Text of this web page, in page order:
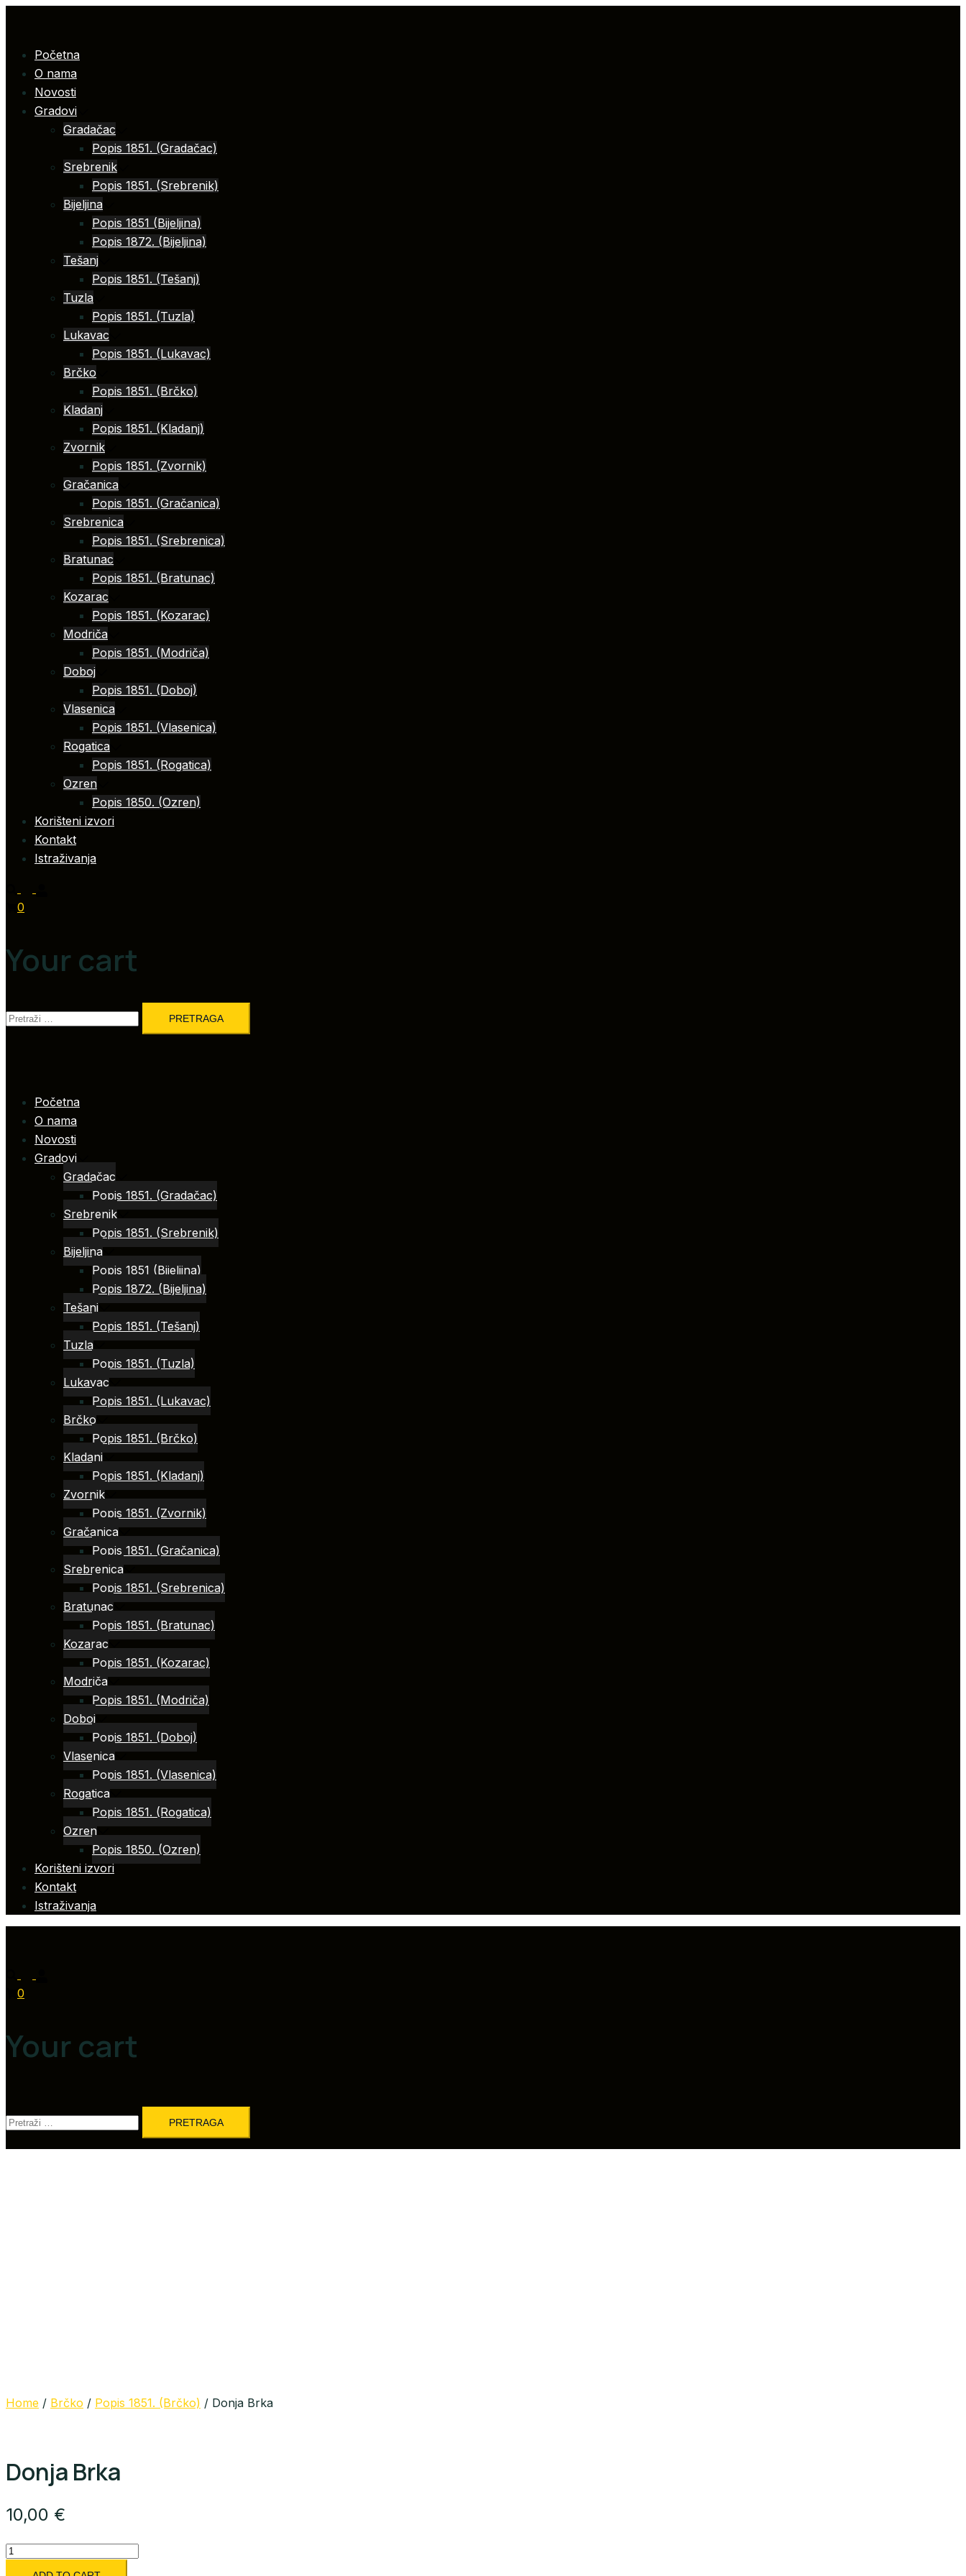
contentPočetna
O nama
Novosti
Gradovi
Gradačac
Popis 1851. (Gradačac)
Srebrenik
Popis 1851. (Srebrenik)
Bijeljina
Popis 1851 (Bijeljina)
Popis 1872. (Bijeljina)
Tešanj
Popis 1851. (Tešanj)
Tuzla
Popis 1851. (Tuzla)
Lukavac
Popis 1851. (Lukavac)
Brčko
Popis 1851. (Brčko)
Kladanj
Popis 1851. (Kladanj)
Zvornik
Popis 1851. (Zvornik)
Gračanica
Popis 1851. (Gračanica)
Srebrenica
Popis 1851. (Srebrenica)
Bratunac
Popis 1851. (Bratunac)
Kozarac
Popis 1851. (Kozarac)
Modriča
Popis 1851. (Modriča)
Doboj
Popis 1851. (Doboj)
Vlasenica
Popis 1851. (Vlasenica)
Rogatica
Popis 1851. (Rogatica)
Ozren
Popis 1850. (Ozren)
Korišteni izvori
Kontakt
Istraživanja
0
Your cart
Pretraga:
Početna
O nama
Novosti
Gradovi
Gradačac
Popis 1851. (Gradačac)
Srebrenik
Popis 1851. (Srebrenik)
Bijeljina
Popis 1851 (Bijeljina)
Popis 1872. (Bijeljina)
Tešanj
Popis 1851. (Tešanj)
Tuzla
Popis 1851. (Tuzla)
Lukavac
Popis 1851. (Lukavac)
Brčko
Popis 1851. (Brčko)
Kladanj
Popis 1851. (Kladanj)
Zvornik
Popis 1851. (Zvornik)
Gračanica
Popis 1851. (Gračanica)
Srebrenica
Popis 1851. (Srebrenica)
Bratunac
Popis 1851. (Bratunac)
Kozarac
Popis 1851. (Kozarac)
Modriča
Popis 1851. (Modriča)
Doboj
Popis 1851. (Doboj)
Vlasenica
Popis 1851. (Vlasenica)
Rogatica
Popis 1851. (Rogatica)
Ozren
Popis 1850. (Ozren)
Korišteni izvori
Kontakt
Istraživanja
0
Your cart
Pretraga:
Home / Brčko / Popis 1851. (Brčko) / Donja Brka
Donja Brka
10,00 €
Donja